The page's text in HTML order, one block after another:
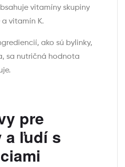
vitamíny skupiny
a vitamín K.
ako sú bylinky,
sa nutričná hodnota
pre
a ľudí s